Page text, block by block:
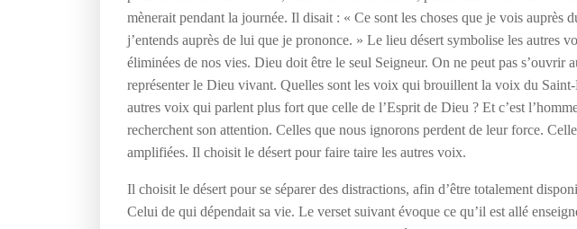
mènerait pendant la journée. Il disait : « Ce sont les choses que je vois auprès
j’entends auprès de lui que je prononce. » Le lieu désert symbolise les autres
éliminées de nos vies. Dieu doit être le seul Seigneur. On ne peut pas s’ouvrir
représenter le Dieu vivant. Quelles sont les voix qui brouillent la voix du
autres voix qui parlent plus fort que celle de l’Esprit de Dieu ? Et c’est
recherchent son attention. Celles que nous ignorons perdent de leur force.
amplifiées. Il choisit le désert pour faire taire les autres voix.
Il choisit le désert pour se séparer des distractions, afin d’être totalement
Celui de qui dépendait sa vie. Le verset suivant évoque ce qu’il est allé